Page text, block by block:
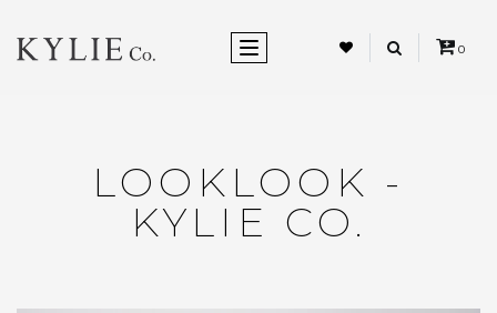
ALTERNAR NEVEGAÇÃO 0
LOOKLOOK -
KYLIE CO.